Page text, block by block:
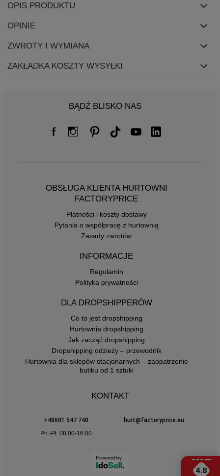
OPIS PRODUKTU
OPINIE
ZWROTY I WYMIANA
ZAKŁADKA KOSZTY WYSYŁKI
BĄDŹ BLISKO NAS
OBSŁUGA KLIENTA HURTOWNI
FACTORYPRICE
Płatności i koszty dostawy
Pytania o współpracę z hurtownią
Zasady zwrotów
INFORMACJE
Regulamin
Polityka prywatności
DLA DROPSHIPPERÓW
Co to jest dropshipping
Hurtownia dropshipping
Jak zacząć dropshipping
Dropshipping odzieży – przewodnik
Hurtownia dla sklepów stacjonarnych – zaopatrzenie
butiku od 1 sztuki
KONTAKT
+48601 547 740
hurt@factoryprice.eu
Pn.-Pt. 08:00-16:00
4.8